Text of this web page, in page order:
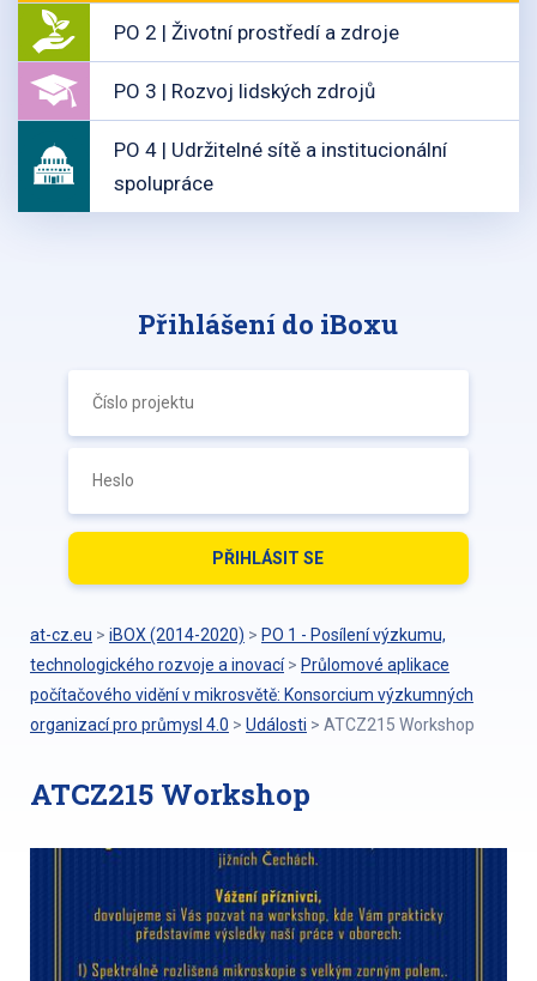
PO 2 | Životní prostředí a zdroje
PO 3 | Rozvoj lidských zdrojů
PO 4 | Udržitelné sítě a institucionální
spolupráce
Přihlášení do iBoxu
at-cz.eu > iBOX (2014-2020) > PO 1 - Posílení výzkumu,
technologického rozvoje a inovací > Průlomové aplikace
počítačového vidění v mikrosvětě: Konsorcium výzkumných
organizací pro průmysl 4.0 > Události > ATCZ215 Workshop
ATCZ215 Workshop